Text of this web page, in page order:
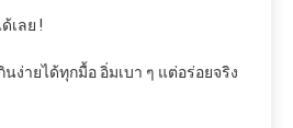
เลย !
นง่ายได้ทุกมื้อ อิ่มเบา ๆ แต่อร่อยจริง